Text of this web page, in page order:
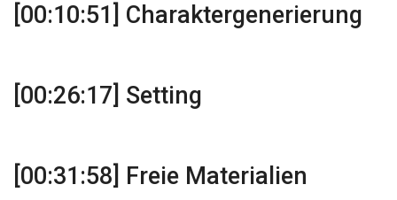
[00:10:51] Charaktergenerierung
[00:26:17] Setting
[00:31:58] Freie Materialien